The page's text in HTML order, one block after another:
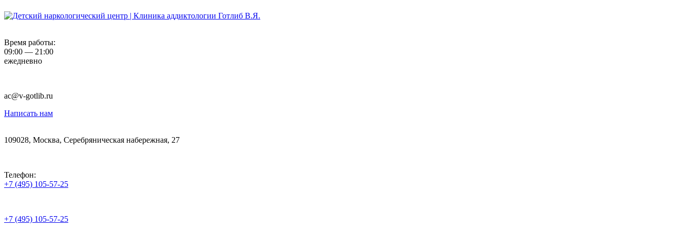
Время работы:
09:00 — 21:00
ежедневно
ac@v-gotlib.ru
Написать нам
109028, Москва, Серебряническая набережная, 27
Телефон:
+7 (495) 105-57-25
+7 (495) 105-57-25